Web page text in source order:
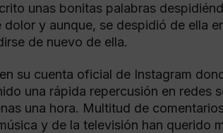
unas bonitas palabras
y aunque, se despidió de ella
de nuevo de ella.
su cuenta oficial de Instagram
una rápida repercusión en redes
una hora. Multitud de
y de la televisión han querido